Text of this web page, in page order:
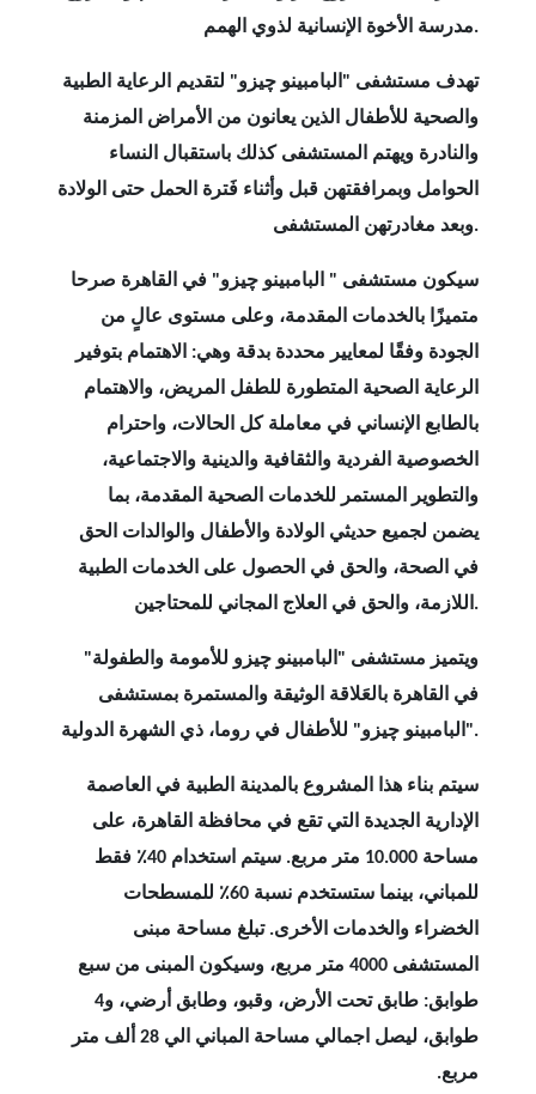
مدرسة الأخوة الإنسانية لذوي الهمم.
تهدف مستشفى "البامبينو چيزو" لتقديم الرعاية الطبية
والصحية للأطفال الذين يعانون من الأمراض المزمنة
والنادرة ويهتم المستشفى كذلك باستقبال النساء
الحوامل وبمرافقتهن قبل وأثناء فَترة الحمل حتى الولادة
وبعد مغادرتهن المستشفى.
سيكون مستشفى " البامبينو چيزو" في القاهرة صرحا
متميزًا بالخدمات المقدمة، وعلى مستوى عالٍ من
الجودة وفقًا لمعايير محددة بدقة وهي: الاهتمام بتوفير
الرعاية الصحية المتطورة للطفل المريض، والاهتمام
بالطابع الإنساني في معاملة كل الحالات، واحترام
الخصوصية الفردية والثقافية والدينية والاجتماعية،
والتطوير المستمر للخدمات الصحية المقدمة، بما
يضمن لجميع حديثي الولادة والأطفال والوالدات الحق
في الصحة، والحق في الحصول على الخدمات الطبية
اللازمة، والحق في العلاج المجاني للمحتاجين .
ويتميز مستشفى "البامبينو چيزو للأمومة والطفولة"
في القاهرة بالعَلاقة الوثيقة والمستمرة بمستشفى
"البامبينو چيزو" للأطفال في روما، ذي الشهرة الدولية.
سيتم بناء هذا المشروع بالمدينة الطبية في العاصمة
الإدارية الجديدة التي تقع في محافظة القاهرة، على
مساحة 10.000 متر مربع. سيتم استخدام 40٪ فقط
للمباني، بينما ستستخدم نسبة 60٪ للمسطحات
الخضراء والخدمات الأخرى. تبلغ مساحة مبنى
المستشفى 4000 متر مربع، وسيكون المبنى من سبع
طوابق: طابق تحت الأرض، وقبو، وطابق أرضي، و4
طوابق، ليصل اجمالي مساحة المباني الي 28 ألف متر
مربع.